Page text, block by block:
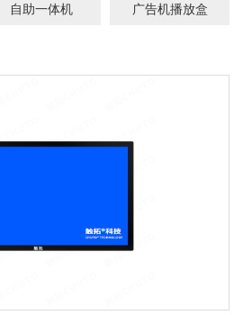
自助一体机 广告机播放盒